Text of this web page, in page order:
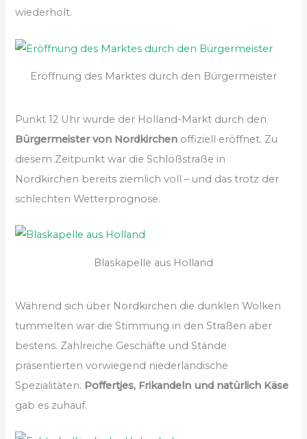
wiederholt.
Eröffnung des Marktes durch den Bürgermeister
Punkt 12 Uhr wurde der Holland-Markt durch den
Bürgermeister von Nordkirchen offiziell eröffnet. Zu
diesem Zeitpunkt war die Schloßstraße in
Nordkirchen bereits ziemlich voll – und das trotz der
schlechten Wetterprognose.
Blaskapelle aus Holland
Während sich über Nordkirchen die dunklen Wolken
tummelten war die Stimmung in den Straßen aber
bestens. Zahlreiche Geschäfte und Stände
präsentierten vorwiegend niederländische
Spezialitäten. Poffertjes, Frikandeln und natürlich Käse
gab es zuhauf.